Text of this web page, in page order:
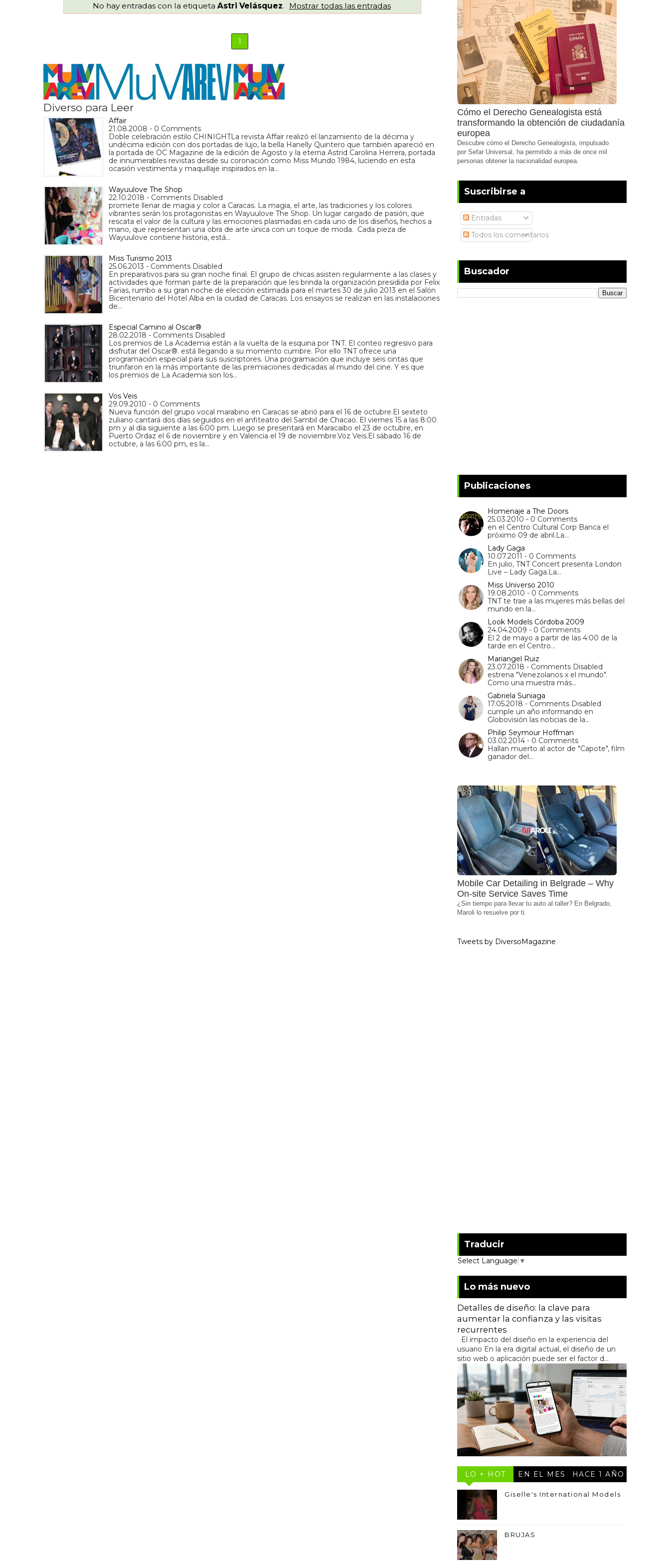
No hay entradas con la etiqueta Astri Velásquez. Mostrar todas las entradas
1
Diverso para Leer
Affair
21.08.2008 - 0 Comments
Doble celebración estilo CHINIGHTLa revista Affair realizó el lanzamiento de la décima y
undécima edición con dos portadas de lujo, la bella Hanelly Quintero que también apareció en
la portada de OC Magazine de la edición de Agosto y la eterna Astrid Carolina Herrera, portada
de innumerables revistas desde su coronación como Miss Mundo 1984, luciendo en esta
ocasión vestimenta y maquillaje inspirados en la…
Wayuulove The Shop
22.10.2018 - Comments Disabled
promete llenar de magia y color a Caracas. La magia, el arte, las tradiciones y los colores
vibrantes serán los protagonistas en Wayuulove The Shop. Un lugar cargado de pasión, que
rescata el valor de la cultura y las emociones plasmadas en cada uno de los diseños, hechos a
mano, que representan una obra de arte única con un toque de moda. Cada pieza de
Wayuulove contiene historia, está…
Miss Turismo 2013
25.06.2013 - Comments Disabled
En preparativos para su gran noche final. El grupo de chicas asisten regularmente a las clases y
actividades que forman parte de la preparación que les brinda la organización presidida por Felix
Farias, rumbo a su gran noche de elección estimada para el martes 30 de julio 2013 en el Salón
Bicentenario del Hotel Alba en la ciudad de Caracas. Los ensayos se realizan en las instalaciones
de…
Especial Camino al Oscar®
28.02.2018 - Comments Disabled
Los premios de La Academia están a la vuelta de la esquina por TNT. El conteo regresivo para
disfrutar del Oscar®. está llegando a su momento cumbre. Por ello TNT ofrece una
programación especial para sus suscriptores. Una programación que incluye seis cintas que
triunfaron en la más importante de las premiaciones dedicadas al mundo del cine. Y es que
los premios de La Academia son los…
Vos Veis
29.09.2010 - 0 Comments
Nueva función del grupo vocal marabino en Caracas se abrió para el 16 de octubre.El sexteto
zuliano cantará dos días seguidos en el anfiteatro del Sambil de Chacao. El viernes 15 a las 8:00
pm y al día siguiente a las 6:00 pm. Luego se presentará en Maracaibo el 23 de octubre, en
Puerto Ordaz el 6 de noviembre y en Valencia el 19 de noviembre.Voz Veis.El sábado 16 de
octubre, a las 6:00 pm, es la…
Cómo el Derecho Genealogista está
transformando la obtención de ciudadanía
europea
Descubre cómo el Derecho Genealogista, impulsado
por Sefar Universal, ha permitido a más de once mil
personas obtener la nacionalidad europea.
Suscribirse a
Entradas
Todos los comentarios
Buscador
Publicaciones
Homenaje a The Doors
25.03.2010 - 0 Comments
en el Centro Cultural Corp Banca el
próximo 09 de abril.La…
Lady Gaga
10.07.2011 - 0 Comments
En julio, TNT Concert presenta London
Live – Lady Gaga.La…
Miss Universo 2010
19.08.2010 - 0 Comments
TNT te trae a las mujeres más bellas del
mundo en la…
Look Models Córdoba 2009
24.04.2009 - 0 Comments
El 2 de mayo a partir de las 4:00 de la
tarde en el Centro…
Mariangel Ruiz
23.07.2018 - Comments Disabled
estrena "Venezolanos x el mundo".
Como una muestra más…
Gabriela Suniaga
17.05.2018 - Comments Disabled
cumple un año informando en
Globovisión las noticias de la…
Philip Seymour Hoffman
03.02.2014 - 0 Comments
Hallan muerto al actor de "Capote", film
ganador del…
Mobile Car Detailing in Belgrade – Why
On-site Service Saves Time
¿Sin tiempo para llevar tu auto al taller? En Belgrado,
Maroli lo resuelve por ti.
Tweets by DiversoMagazine
Traducir
Select Language ▼
Lo más nuevo
Detalles de diseño: la clave para
aumentar la confianza y las visitas
recurrentes
El impacto del diseño en la experiencia del
usuario En la era digital actual, el diseño de un
sitio web o aplicación puede ser el factor d...
LO + HOT EN EL MES HACE 1 AÑO
Giselle's International Models
BRUJAS